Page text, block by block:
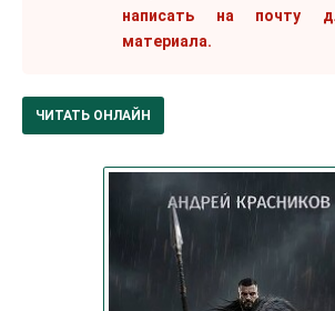
написать на почту
материала.
ЧИТАТЬ ОНЛАЙН